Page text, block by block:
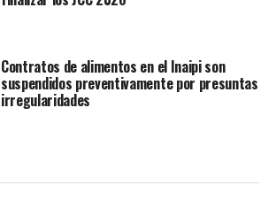
Contratos de alimentos en el Inaipi son
suspendidos preventivamente por presuntas
irregularidades